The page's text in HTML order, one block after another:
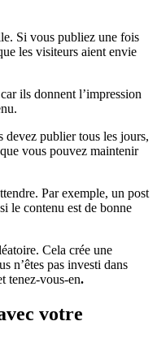
Si vous publiez une fois
les visiteurs aient envie
ils donnent l’impression
devez publier tous les jours,
vous pouvez maintenir
Par exemple, un post
le contenu est de bonne
Cela crée une
n’êtes pas investi dans
tenez-vous-en.
votre